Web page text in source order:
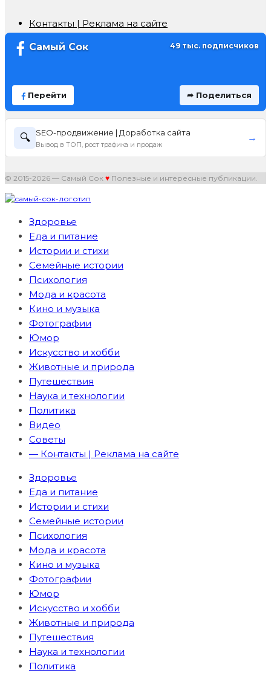
Контакты | Реклама на сайте
Самый Сок 49 тыс. подписчиков
Перейти ➦ Поделиться
🔍 SEO-продвижение | Доработка сайта
Вывод в ТОП, рост трафика и продаж
→
© 2015-2026 — Самый Сок ♥ Полезные и интересные публикации.
Здоровье
Еда и питание
Истории и стихи
Семейные истории
Психология
Мода и красота
Кино и музыка
Фотографии
Юмор
Искусство и хобби
Животные и природа
Путешествия
Наука и технологии
Политика
Видео
Советы
— Контакты | Реклама на сайте
Здоровье
Еда и питание
Истории и стихи
Семейные истории
Психология
Мода и красота
Кино и музыка
Фотографии
Юмор
Искусство и хобби
Животные и природа
Путешествия
Наука и технологии
Политика